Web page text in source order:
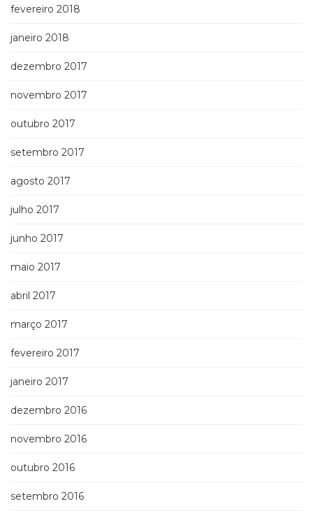
fevereiro 2018
janeiro 2018
dezembro 2017
novembro 2017
outubro 2017
setembro 2017
agosto 2017
julho 2017
junho 2017
maio 2017
abril 2017
março 2017
fevereiro 2017
janeiro 2017
dezembro 2016
novembro 2016
outubro 2016
setembro 2016